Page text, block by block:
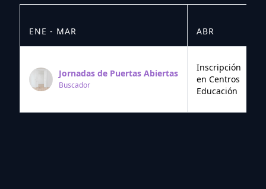
ENE - MAR ABR
Jornadas de Puertas Abiertas
Buscador
Inscripción
en Centros
Educación